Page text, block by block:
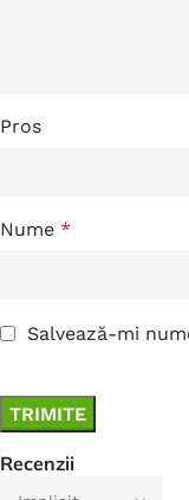
Recenzii
Pros
Nume *
Salvează-mi